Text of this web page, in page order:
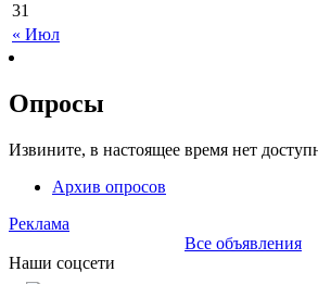
« Июл
31
Опросы
Извините, в настоящее время нет
Архив опросов
Реклама
Все объявления
Наши соцсети